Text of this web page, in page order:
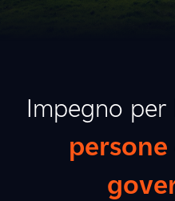
Impegno per
persone